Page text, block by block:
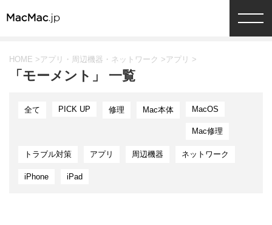
HOME >アプリ・周辺機器・ネットワーク >アプリ >
「モーメント」 一覧
全て PICK UP 修理 Mac本体 MacOS
Mac修理
トラブル対策 アプリ 周辺機器 ネットワーク
iPhone iPad